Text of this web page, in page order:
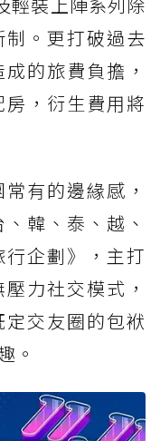
。更打破過去
的旅費負擔，
，衍生費用將
有的邊緣感，
韓、泰、越、
企劃》，主打
力社交模式，
交友圈的包袱
。